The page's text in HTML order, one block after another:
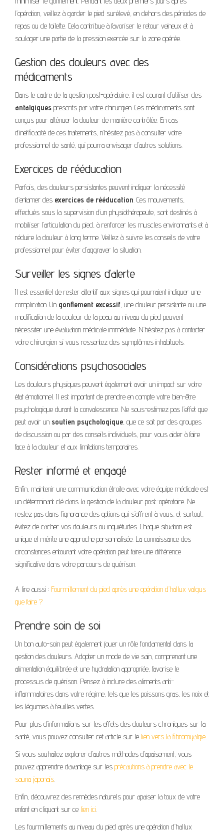
l’opération, veillez à garder le pied surélevé, en dehors des périodes de
repas ou de toilette. Cela contribue à favoriser le retour veineux et à
soulager une partie de la pression exercée sur la zone opérée.
Gestion des douleurs avec des
médicaments
Dans le cadre de la gestion post-opératoire, il est courant d’utiliser des
antalgiques prescrits par votre chirurgien. Ces médicaments sont
conçus pour atténuer la douleur de manière contrôlée. En cas
d’inefficacité de ces traitements, n’hésitez pas à consulter votre
professionnel de santé, qui pourra envisager d’autres solutions.
Exercices de rééducation
Parfois, des douleurs persistantes peuvent indiquer la nécessité
d’entamer des exercices de rééducation. Ces mouvements,
effectués sous la supervision d’un physiothérapeute, sont destinés à
mobiliser l’articulation du pied, à renforcer les muscles environnants et à
réduire la douleur à long terme. Veillez à suivre les conseils de votre
professionnel pour éviter d’aggraver la situation.
Surveiller les signes d’alerte
Il est essentiel de rester attentif aux signes qui pourraient indiquer une
complication. Un gonflement excessif, une douleur persistante ou une
modification de la couleur de la peau au niveau du pied peuvent
nécessiter une évaluation médicale immédiate. N’hésitez pas à contacter
votre chirurgien si vous ressentez des symptômes inhabituels.
Considérations psychosociales
Les douleurs physiques peuvent également avoir un impact sur votre
état émotionnel. Il est important de prendre en compte votre bien-être
psychologique durant la convalescence. Ne sous-estimez pas l’effet que
peut avoir un soutien psychologique, que ce soit par des groupes
de discussion ou par des conseils individuels, pour vous aider à faire
face à la douleur et aux limitations temporaires.
Rester informé et engagé
Enfin, maintenir une communication étroite avec votre équipe médicale est
un déterminant clé dans la gestion de la douleur post-opératoire. Ne
restez pas dans l’ignorance des options qui s’offrent à vous, et surtout,
évitez de cacher vos douleurs ou inquiétudes. Chaque situation est
unique et mérite une approche personnalisée. La connaissance des
circonstances entourant votre opération peut faire une différence
significative dans votre parcours de guérison.
A lire aussi : Fourmillement du pied après une opération d’hallux valgus
que faire ?
Prendre soin de soi
Un bon auto-soin peut également jouer un rôle fondamental dans la
gestion des douleurs. Adopter un mode de vie sain, comprenant une
alimentation équilibrée et une hydratation appropriée, favorise le
processus de guérison. Pensez à inclure des aliments anti-
inflammatoires dans votre régime, tels que les poissons gras, les noix et
les légumes à feuilles vertes.
Pour plus d’informations sur les effets des douleurs chroniques sur la
santé, vous pouvez consulter cet article sur le lien vers la fibromyalgie.
Si vous souhaitez explorer d’autres méthodes d’apaisement, vous
pouvez apprendre davantage sur les précautions à prendre avec le
sauna japonais.
Enfin, découvrez des remèdes naturels pour apaiser la toux de votre
enfant en cliquant sur ce lien ici.
Les fourmillements au niveau du pied après une opération d’hallux